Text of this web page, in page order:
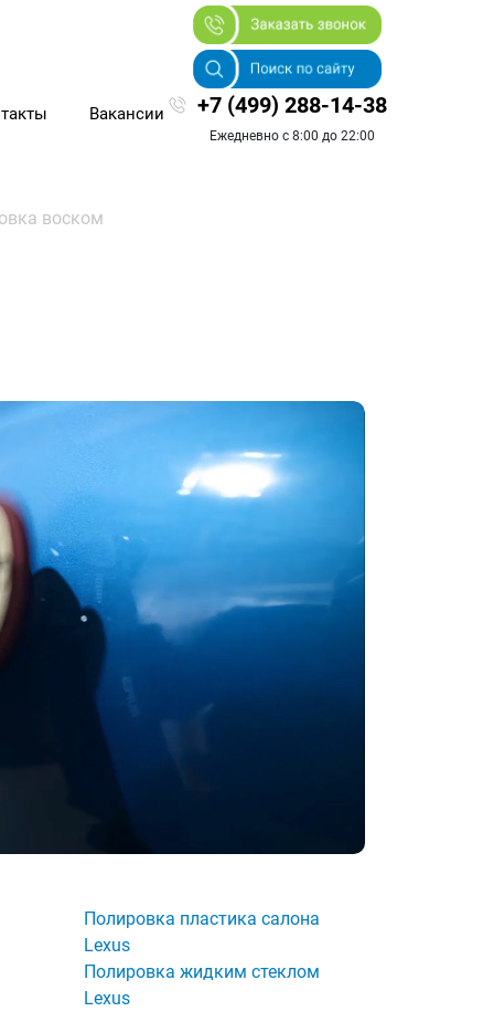
Вакансии +7 (499) 288-14-38
Ежедневно с 8:00 до 22:00
воском
Полировка пластика салона
Lexus
Полировка жидким стеклом
Lexus